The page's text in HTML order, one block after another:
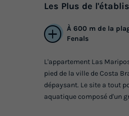
Les Plus de
À 600 m de la
Fenals
L'appartement Las
pied de la ville de Costa
dépaysant. Le site a tout
aquatique composé d'un